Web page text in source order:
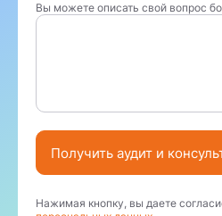
Вы можете описать свой вопрос
Получить аудит и
Нажимая кнопку, вы даете